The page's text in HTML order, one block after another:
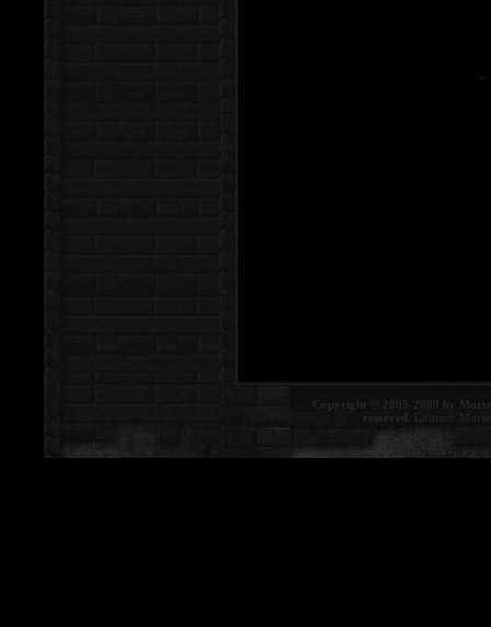
Copyright © 2005-2009 by
reserved. Contact: